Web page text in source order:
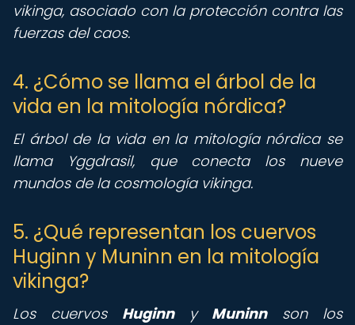
vikinga, asociado con la protección contra las
fuerzas del caos.
4. ¿Cómo se llama el árbol de la
vida en la mitología nórdica?
El árbol de la vida en la mitología nórdica se
llama Yggdrasil, que conecta los nueve
mundos de la cosmología vikinga.
5. ¿Qué representan los cuervos
Huginn y Muninn en la mitología
vikinga?
Los cuervos Huginny Muninnson los